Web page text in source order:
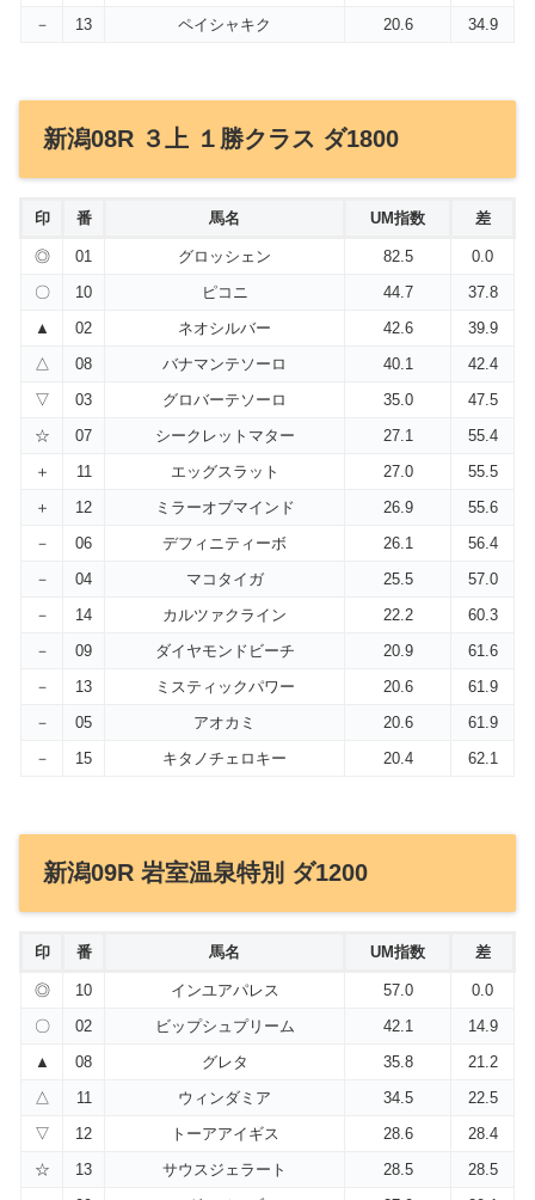
－
13 ペイシャキク 20.6 34.9
新潟08R ３上 １勝クラス ダ1800
印 番 馬名 UM指数 差
◎ 01 グロッシェン 82.5
0.0
〇
10 ピコニ 44.7
37.8
▲
02 ネオシルバー 42.6
39.9
△
08 バナマンテソーロ 40.1
42.4
▽
03 グロバーテソーロ 35.0
47.5
☆
07 シークレットマター 27.1
55.4
＋
11 エッグスラット 27.0
55.5
＋
12 ミラーオブマインド 26.9
55.6
－
06 デフィニティーボ 26.1
56.4
－
04 マコタイガ 25.5
57.0
－
14 カルツァクライン 22.2
60.3
－
09 ダイヤモンドビーチ 20.9
61.6
－
13 ミスティックパワー 20.6
61.9
－
05 アオカミ 20.6
61.9
－
15 キタノチェロキー 20.4 62.1
新潟09R 岩室温泉特別 ダ1200
印 番 馬名 UM指数 差
◎ 10 インユアパレス 57.0
0.0
〇
02 ビップシュプリーム 42.1
14.9
▲
08 グレタ 35.8
21.2
△
11 ウィンダミア 34.5
22.5
▽
12 トーアアイギス 28.6
28.4
☆
13 サウスジェラート 28.5
28.5